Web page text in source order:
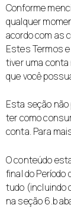
Conforme
qualquer
acordo com as
Estes Termos
tiver uma
que você
Esta seção
ter como
conta. Para
O conteúdo
final do Período
tudo (incluindo
na seção 6.b